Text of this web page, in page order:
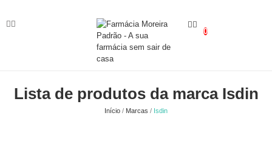
0
Lista de produtos da marca Isdin
Início Marcas Isdin